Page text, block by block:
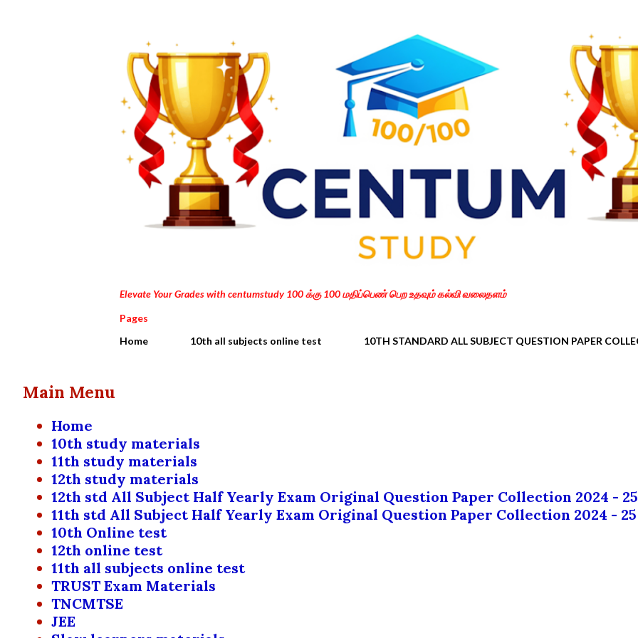
Elevate Your Grades with centumstudy 100 க்கு 100 மதிப்பெண் பெற உதவும் கல்வி வலைதளம்
Pages
Home
10th all subjects online test 10TH STANDARD ALL SUBJECT QUESTION PAPER
Main Menu
Home
10th study materials
11th study materials
12th study materials
12th std All Subject Half Yearly Exam Original Question Paper Collection 2024 - 25
11th std All Subject Half Yearly Exam Original Question Paper Collection 2024 - 25
10th Online test
12th online test
11th all subjects online test
TRUST Exam Materials
TNCMTSE
JEE